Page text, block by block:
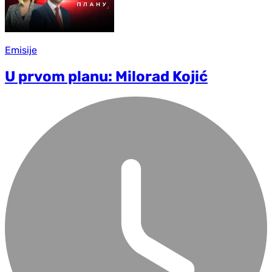
Emisije
U prvom planu: Milorad Kojić